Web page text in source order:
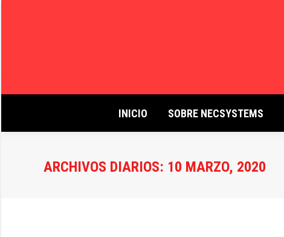
INICIO SOBRE NECSYSTEMS
ARCHIVOS DIARIOS: 10 MARZO, 2020